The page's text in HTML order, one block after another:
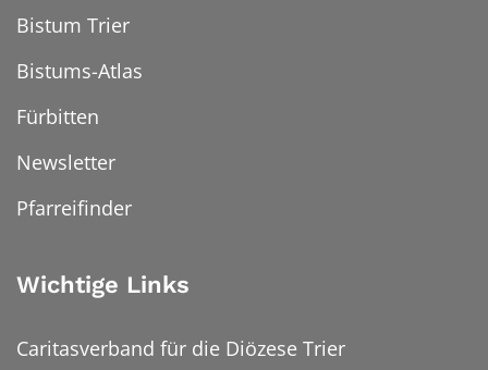
Bistum Trier
Bistums-Atlas
Fürbitten
Newsletter
Pfarreifinder
Wichtige Links
Caritasverband für die Diözese Trier